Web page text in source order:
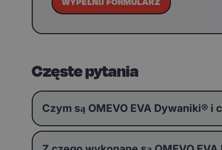
Częste pytania
Czym są OMEVO EVA Dywaniki®